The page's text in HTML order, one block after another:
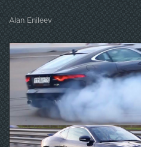
Alan Enileev